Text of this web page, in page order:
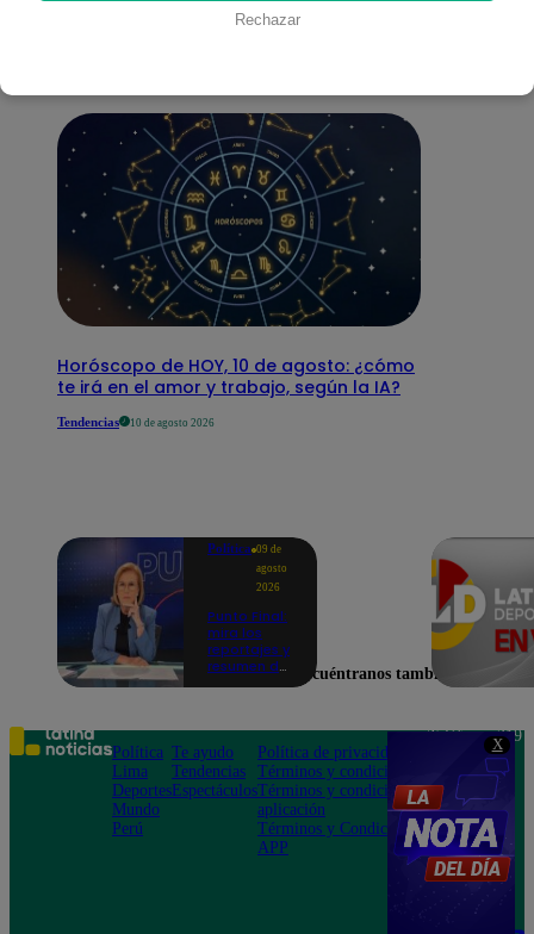
X
interesar
Horóscopo de HOY, 10 de agosto: ¿cómo
te irá en el amor y trabajo, según la IA?
Tendencias 10 de agosto 2026
Política 09 de
agosto
2026
Punto Final:
mira los
reportajes y
resumen del
VIDEO
Rechazar
Encuéntranos también en
Política
Lima
Deportes
Mundo
Perú
Te ayudo
Tendencias
Espectáculos
Política de privacidad
Términos y condiciones
Términos y condiciones
aplicación
Términos y Condiciones
APP
Teléfono: 219
Av. San
Felipe 968
Jesús María